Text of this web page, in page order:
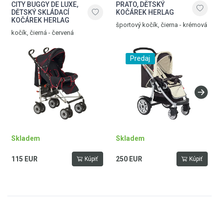
CITY BUGGY DE LUXE,
DĚTSKÝ SKLÁDACÍ
KOČÁREK HERLAG
kočík, čierná - červená
Skladem
115 EUR Kúpiť
PRATO, DĚTSKÝ
KOČÁREK HERLAG
športový kočík, čierna - krémová
Predaj
Skladem
250 EUR Kúpiť